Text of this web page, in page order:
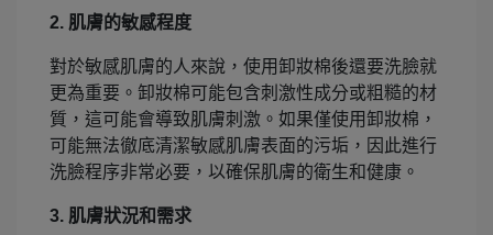
2. 肌膚的敏感程度
對於敏感肌膚的人來說，使用卸妝棉後還要洗臉就
更為重要。卸妝棉可能包含刺激性成分或粗糙的材
質，這可能會導致肌膚刺激。如果僅使用卸妝棉，
可能無法徹底清潔敏感肌膚表面的污垢，因此進行
洗臉程序非常必要，以確保肌膚的衛生和健康。
3. 肌膚狀況和需求